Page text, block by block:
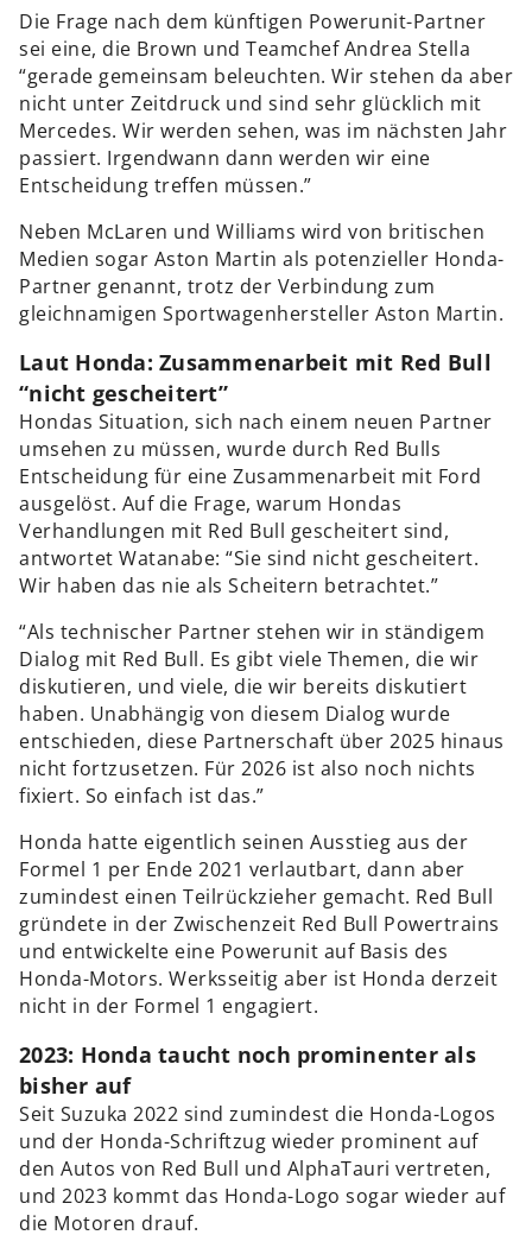
Die Frage nach dem künftigen Powerunit-Partner
sei eine, die Brown und Teamchef Andrea Stella
“gerade gemeinsam beleuchten. Wir stehen da aber
nicht unter Zeitdruck und sind sehr glücklich mit
Mercedes. Wir werden sehen, was im nächsten Jahr
passiert. Irgendwann dann werden wir eine
Entscheidung treffen müssen.”
Neben McLaren und Williams wird von britischen
Medien sogar Aston Martin als potenzieller Honda-
Partner genannt, trotz der Verbindung zum
gleichnamigen Sportwagenhersteller Aston Martin.
Laut Honda: Zusammenarbeit mit Red Bull
“nicht gescheitert”
Hondas Situation, sich nach einem neuen Partner
umsehen zu müssen, wurde durch Red Bulls
Entscheidung für eine Zusammenarbeit mit Ford
ausgelöst. Auf die Frage, warum Hondas
Verhandlungen mit Red Bull gescheitert sind,
antwortet Watanabe: “Sie sind nicht gescheitert.
Wir haben das nie als Scheitern betrachtet.”
“Als technischer Partner stehen wir in ständigem
Dialog mit Red Bull. Es gibt viele Themen, die wir
diskutieren, und viele, die wir bereits diskutiert
haben. Unabhängig von diesem Dialog wurde
entschieden, diese Partnerschaft über 2025 hinaus
nicht fortzusetzen. Für 2026 ist also noch nichts
fixiert. So einfach ist das.”
Honda hatte eigentlich seinen Ausstieg aus der
Formel 1 per Ende 2021 verlautbart, dann aber
zumindest einen Teilrückzieher gemacht. Red Bull
gründete in der Zwischenzeit Red Bull Powertrains
und entwickelte eine Powerunit auf Basis des
Honda-Motors. Werksseitig aber ist Honda derzeit
nicht in der Formel 1 engagiert.
2023: Honda taucht noch prominenter als
bisher auf
Seit Suzuka 2022 sind zumindest die Honda-Logos
und der Honda-Schriftzug wieder prominent auf
den Autos von Red Bull und AlphaTauri vertreten,
und 2023 kommt das Honda-Logo sogar wieder auf
die Motoren drauf.